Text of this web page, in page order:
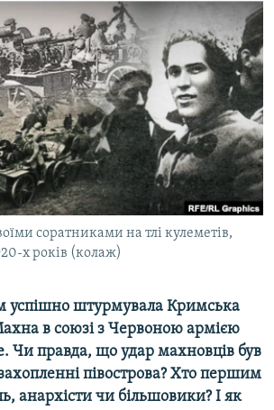
КРИМУ
соратниками на тлі кулеметів,
х років (колаж)
успішно штурмувала Кримська
в союзі з Червоною армією
Чи правда, що удар махновців був
півострова? Хто першим
анархісти чи більшовики? І як